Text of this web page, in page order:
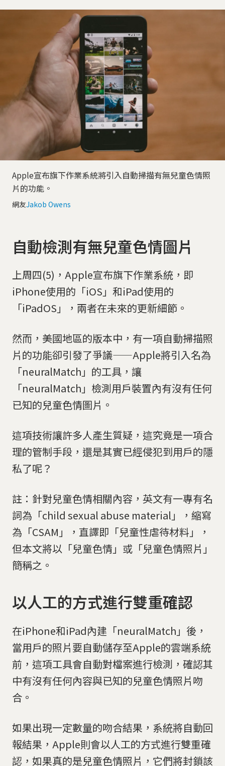
Apple宣布旗下作業系統將引入自動掃描有無兒童色情照
片的功能。
網友Jakob Owens
自動檢測有無兒童色情圖片
上周四(5)，Apple宣布旗下作業系統，即
iPhone使用的「iOS」和iPad使用的
「iPadOS」，兩者在未來的更新細節。
然而，美國地區的版本中，有一項自動掃描照
片的功能卻引發了爭議——Apple將引入名為
「neuralMatch」的工具，讓
「neuralMatch」檢測用戶裝置內有沒有任何
已知的兒童色情圖片。
這項技術讓許多人產生質疑，這究竟是一項合
理的管制手段，還是其實已經侵犯到用戶的隱
私了呢？
註：針對兒童色情相關內容，英文有一專有名
詞為「child sexual abuse material」，縮寫
為「CSAM」，直譯即「兒童性虐待材料」，
但本文將以「兒童色情」或「兒童色情照片」
簡稱之。
以人工的方式進行雙重確認
在iPhone和iPad內建「neuralMatch」後，
當用戶的照片要自動儲存至Apple的雲端系統
前，這項工具會自動對檔案進行檢測，確認其
中有沒有任何內容與已知的兒童色情照片吻
合。
如果出現一定數量的吻合結果，系統將自動回
報結果，Apple則會以人工的方式進行雙重確
認，如果真的是兒童色情照片，它們將封鎖該